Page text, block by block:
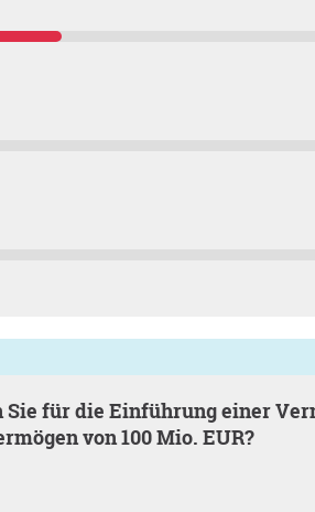
von 100 Mio. EUR?